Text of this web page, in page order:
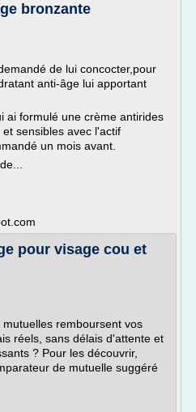
bronzante
de lui concocter,pour
anti-âge lui apportant
ai formulé une crème antirides
sensibles avec l'actif
un mois avant.
pour visage cou et
remboursent vos
réels, sans délais d'attente et
? Pour les découvrir,
de mutuelle suggéré